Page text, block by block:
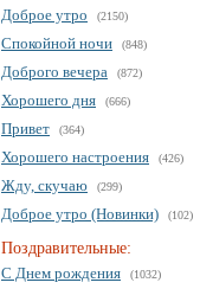
Доброе утро
(2150)
Спокойной ночи (848)
Доброго вечера (872)
Хорошего дня (666)
Привет (364)
Хорошего настроения (426)
Жду, скучаю (299)
Доброе утро (Новинки) (102)
Поздравительные:
С Днем рождения
(1032)